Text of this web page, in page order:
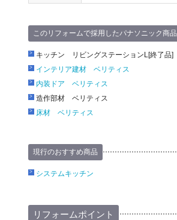
このリフォームで採用したパナソニック商品
キッチン リビングステーションL[終了品]
インテリア建材 ベリティス
内装ドア ベリティス
造作部材 ベリティス
床材 ベリティス
現行のおすすめ商品
システムキッチン
リフォームポイント